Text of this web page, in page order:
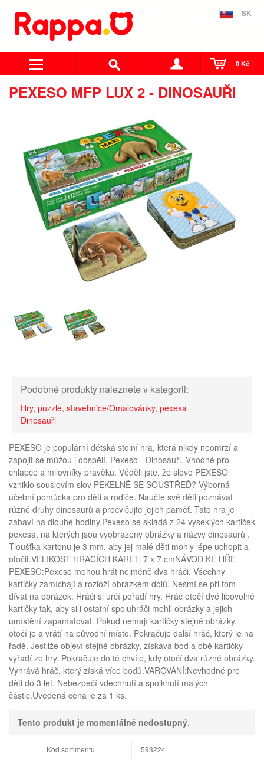
SK
0 Kč
PEXESO MFP LUX 2 - DINOSAUŘI
Podobné produkty naleznete v kategorii:
Hry, puzzle, stavebnice/Omalovánky, pexesa
Dinosauři
PEXESO je populární dětská stolní hra, která nikdy neomrzí a
zapojit se můžou i dospělí. Pexeso - Dinosauři. Vhodné pro
chlapce a milovníky pravěku. Věděli jste, že slovo PEXESO
vzniklo souslovím slov PEKELNĚ SE SOUSTŘEĎ? Výborná
učební pomůcka pro děti a rodiče. Naučte své děti poznávat
různé druhy dinosaurů a procvičujte jejich paměť. Tato hra je
zabaví na dlouhé hodiny.Pexeso se skládá z 24 vyseklých kartiček
pexesa, na kterých jsou vyobrazeny obrázky a názvy dinosaurů .
Tloušťka kartonu je 3 mm, aby jej malé děti mohly lépe uchopit a
otočit.VELIKOST HRACÍCH KARET: 7 x 7 cmNÁVOD KE HŘE
PEXESO:Pexeso mohou hrát nejméně dva hráči. Všechny
kartičky zamíchají a rozloží obrázkem dolů. Nesmí se při tom
dívat na obrázek. Hráči si určí pořadí hry. Hráč otočí dvě libovolné
kartičky tak, aby si i ostatní spoluhráči mohli obrázky a jejich
umístění zapamatovat. Pokud nemají kartičky stejné obrázky,
otočí je a vrátí na původní místo. Pokračuje další hráč, který je na
řadě. Jestliže objeví stejné obrázky, získává bod a obě kartičky
vyřadí ze hry. Pokračuje do té chvíle, kdy otočí dva různé obrázky.
Vyhrává hráč, který získá více bodů.VAROVÁNÍ:Nevhodné pro
děti do 3 let. Nebezpečí vdechnutí a spolknutí malých
částic.Uvedená cena je za 1 ks.
Tento produkt je momentálně nedostupný.
Kód sortimentu
593224